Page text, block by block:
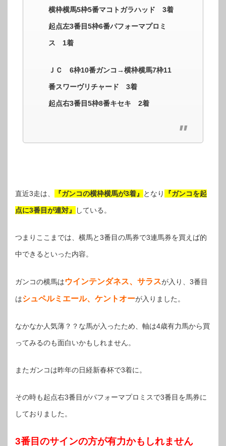
横枠横馬5枠5番マコトガラハッド 3着
起点左3番目5枠6番パフォーマプロミ
ス 1着
ＪＣ 6枠10番ガンコ→横枠横馬7枠11
番スワーヴリチャード 3着
起点右3番目5枠8番キセキ 2着
直近3走は、 『ガンコの横枠横馬が3着』 となり 『ガンコを起
点に3番目が連対』 している。
つまりここまでは、横馬と3番目の馬券で3連馬券を買えば的
中できるといった内容。
ガンコの横馬はウインテンダネス、サラスが入り、3番目
はシュペルミエール、ケントオーが入りました。
なかなか人気薄？？な馬が入ったため、軸は4歳有力馬から買
ってみるのも面白いかもしれません。
またガンコは昨年の日経新春杯で3着に。
その時も起点右3番目がパフォーマプロミスで3番目を馬券に
しておりました。
3番目のサインの方が有力かもしれません